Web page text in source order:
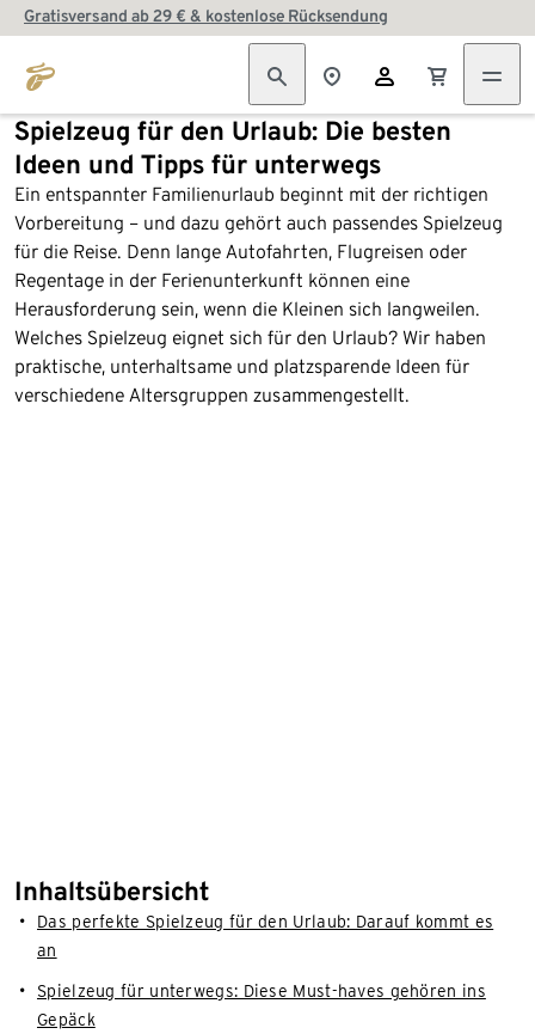
Gratisversand ab 29 € & kostenlose Rücksendung
Spielzeug für den Urlaub: Die besten
Ideen und Tipps für unterwegs
Ein entspannter Familienurlaub beginnt mit der richtigen
Vorbereitung – und dazu gehört auch passendes Spielzeug
für die Reise. Denn lange Autofahrten, Flugreisen oder
Regentage in der Ferienunterkunft können eine
Herausforderung sein, wenn die Kleinen sich langweilen.
Welches Spielzeug eignet sich für den Urlaub? Wir haben
praktische, unterhaltsame und platzsparende Ideen für
verschiedene Altersgruppen zusammengestellt.
Inhaltsübersicht
Das perfekte Spielzeug für den Urlaub: Darauf kommt es
an
Spielzeug für unterwegs: Diese Must-haves gehören ins
Gepäck